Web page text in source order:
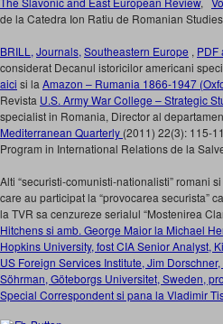
de la Catedra Ion Ratiu de Romanian
BRILL, Journals, Southeastern Europe , PDF
considerat Decanul istoricilor americani
aici si la Amazon – Rumania 1866-1947
Revista U.S. Army War College – Strategic
specialist in Romania, Director al
Mediterranean Quarterly (2011) 22(3): 115-
Program in International Relations de la
Alti “securisti-comunisti-nationalisti” romani
care au participat la “provocarea securista”
la TVR sa cenzureze serialul “Mostenirea
Hitchens si amb. George Maior la Michael
Hopkins University, fost CIA Senior Analyst,
US Foreign Services Institute, Jim
Söhrman, Göteborgs Universitet, Sweden,
Special Correspondent si pana la Vladimir